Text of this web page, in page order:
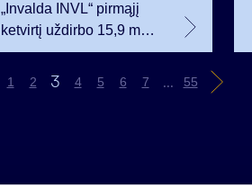
„Invalda INVL“ pirmąjį
ketvirtį uždirbo 15,9 mln.
eurų grynojo pelno,
nuosavas kapitalas
1 2 3 4 5 6 7 ... 55